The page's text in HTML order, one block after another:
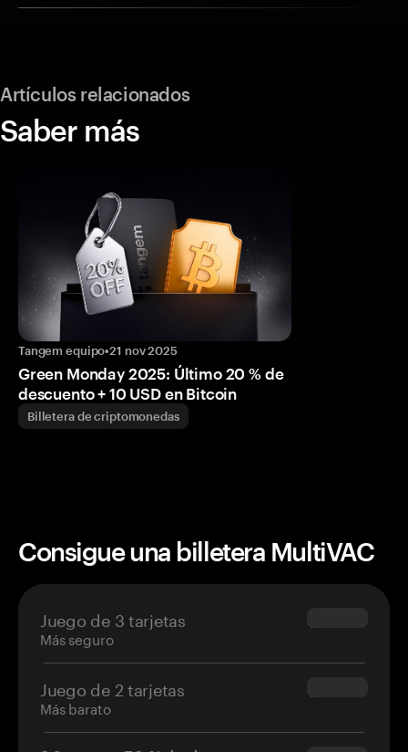
Artículos relacionados
Saber más
Tangem equipo•21 nov 2025
Green Monday 2025: Último 20 % de
descuento + 10 USD en Bitcoin
Billetera de criptomonedas
Consigue una billetera MultiVAC
Juego de 3 tarjetas
Más seguro
$69.90
Juego de 2 tarjetas
Más barato
$54.90